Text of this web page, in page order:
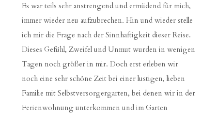
Es war teils sehr anstrengend und ermüdend für mich,
immer wieder neu aufzubrechen. Hin und wieder stelle
ich mir die Frage nach der Sinnhaftigkeit dieser Reise.
Dieses Gefühl, Zweifel und Unmut wurden in wenigen
Tagen noch größer in mir. Doch erst erleben wir
noch eine sehr schöne Zeit bei einer lustigen, lieben
Familie mit Selbstversorgergarten, bei denen wir in der
Ferienwohnung unterkommen und im Garten